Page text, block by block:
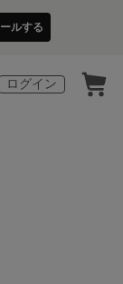
ルする
ログイン